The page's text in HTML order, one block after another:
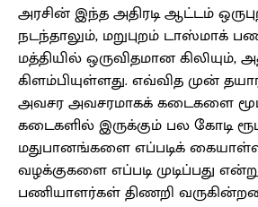
அரசின் இந்த அதிரடி ஆட்டம்
நடந்தாலும், மறுபுறம் டாஸ்மாக்
மத்தியில் ஒருவிதமான கிலியும்,
கிளம்பியுள்ளது. எவ்வித முன்
அவசர அவசரமாகக் கடைகளை
கடைகளில் இருக்கும் பல கோடி
மதுபானங்களை எப்படிக்
வழக்குகளை எப்படி முடிப்பது
பணியாளர்கள் திணறி